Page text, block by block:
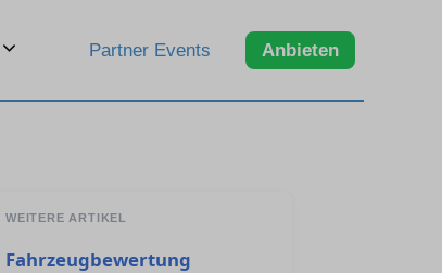
Partner Events Anbieten
WEITERE ARTIKEL
Fahrzeugbewertung